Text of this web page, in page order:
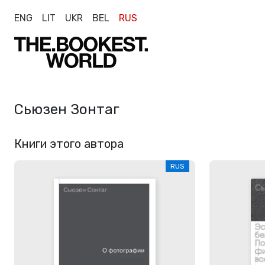
ENG LIT UKR BEL RUS
Сьюзен Зонтаг
Книги этого автора
RUS